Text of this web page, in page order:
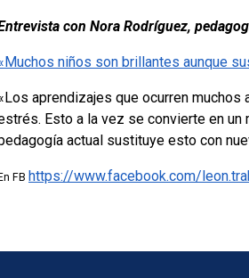
con Nora Rodríguez,
niños son brillantes aunque
aprendizajes que ocurren
Esto a la vez se convierte en un
actual sustituye esto con
FB https://www.facebook.com/